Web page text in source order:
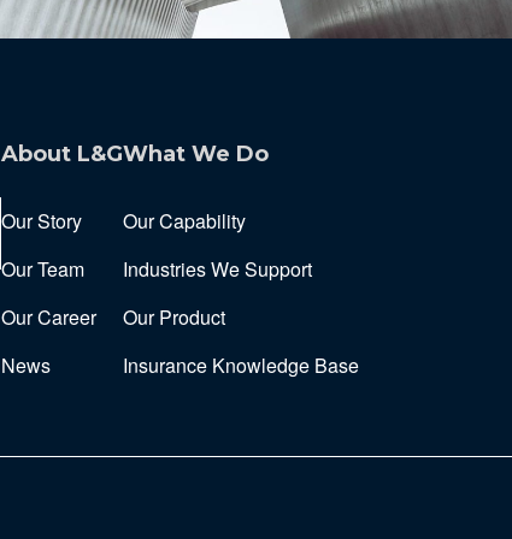
About L&G
Our Story
Our Team
Our Career
News
What We Do
Our Capability
Industries We Support
Our Product
Insurance Knowledge Base